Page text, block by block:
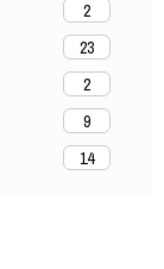
2
23
2
9
14